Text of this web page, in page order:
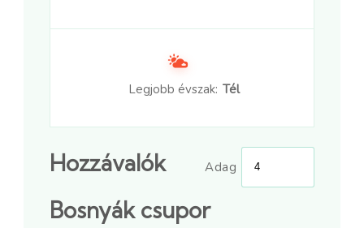
Legjobb évszak: Tél
Hozzávalók Adag
Bosnyák csupor